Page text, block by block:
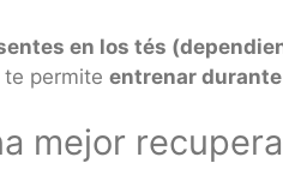
en los tés
te permite entrenar
mejor